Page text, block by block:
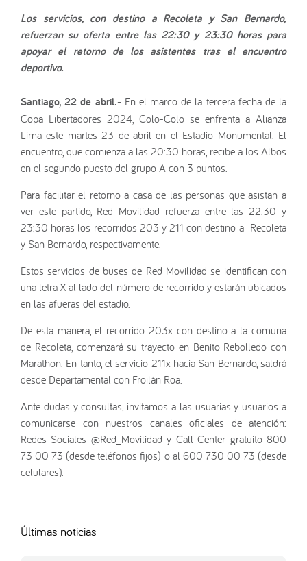
Los servicios, con destino a Recoleta y San Bernardo,
refuerzan su oferta entre las 22:30 y 23:30 horas para
apoyar el retorno de los asistentes tras el encuentro
deportivo.
Santiago, 22 de abril.- En el marco de la tercera fecha de la
Copa Libertadores 2024, Colo-Colo se enfrenta a Alianza
Lima este martes 23 de abril en el Estadio Monumental. El
encuentro, que comienza a las 20:30 horas, recibe a los Albos
en el segundo puesto del grupo A con 3 puntos.
Para facilitar el retorno a casa de las personas que asistan a
ver este partido, Red Movilidad refuerza entre las 22:30 y
23:30 horas los recorridos 203 y 211 con destino a Recoleta
y San Bernardo, respectivamente.
Estos servicios de buses de Red Movilidad se identifican con
una letra X al lado del número de recorrido y estarán ubicados
en las afueras del estadio.
De esta manera, el recorrido 203x con destino a la comuna
de Recoleta, comenzará su trayecto en Benito Rebolledo con
Marathon. En tanto, el servicio 211x hacia San Bernardo, saldrá
desde Departamental con Froilán Roa.
Ante dudas y consultas, invitamos a las usuarias y usuarios a
comunicarse con nuestros canales oficiales de atención:
Redes Sociales @Red_Movilidad y Call Center gratuito 800
73 00 73 (desde teléfonos fijos) o al 600 730 00 73 (desde
celulares).
Últimas noticias